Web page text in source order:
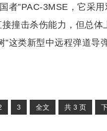
者”PAC-3MSE，它采
撞击杀伤能力，但总
这类新型中远程弹道导弹
3 全文 共 3 页